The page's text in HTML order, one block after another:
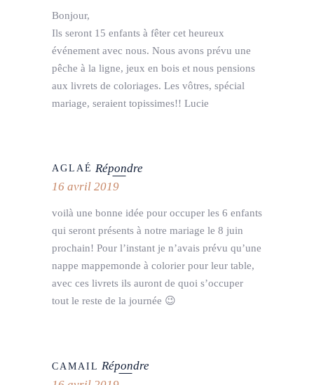
Bonjour,
Ils seront 15 enfants à fêter cet heureux
événement avec nous. Nous avons prévu une
pêche à la ligne, jeux en bois et nous pensions
aux livrets de coloriages. Les vôtres, spécial
mariage, seraient topissimes!! Lucie
AGLAÉ Répondre
16 avril 2019
voilà une bonne idée pour occuper les 6 enfants
qui seront présents à notre mariage le 8 juin
prochain! Pour l’instant je n’avais prévu qu’une
nappe mappemonde à colorier pour leur table,
avec ces livrets ils auront de quoi s’occuper
tout le reste de la journée 😉
CAMAIL Répondre